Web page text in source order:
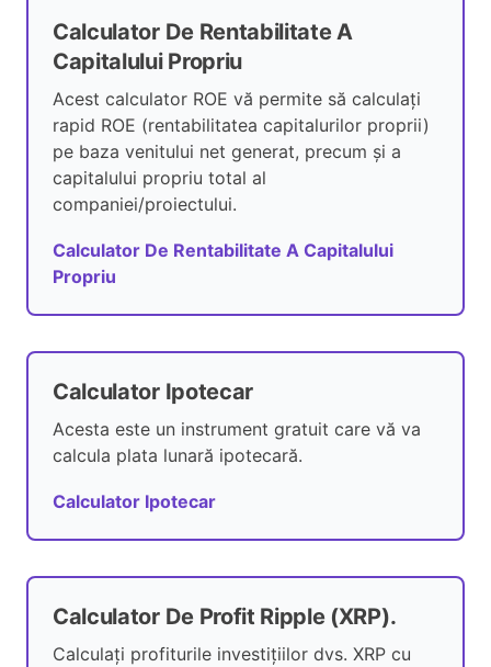
Calculator De Rentabilitate A
Capitalului Propriu
Acest calculator ROE vă permite să calculați
rapid ROE (rentabilitatea capitalurilor proprii)
pe baza venitului net generat, precum și a
capitalului propriu total al
companiei/proiectului.
Calculator De Rentabilitate A Capitalului
Propriu
Calculator Ipotecar
Acesta este un instrument gratuit care vă va
calcula plata lunară ipotecară.
Calculator Ipotecar
Calculator De Profit Ripple (XRP).
Calculați profiturile investițiilor dvs. XRP cu